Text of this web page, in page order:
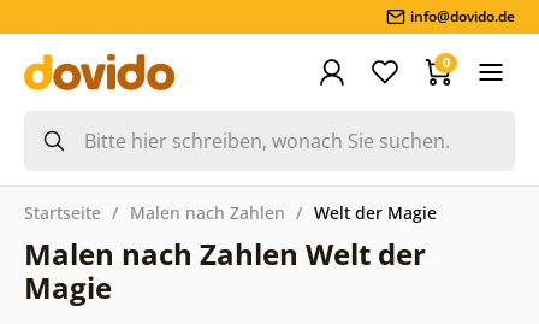
info@dovido.de
0
Startseite Malen nach Zahlen Welt der Magie
Malen nach Zahlen Welt der
Magie